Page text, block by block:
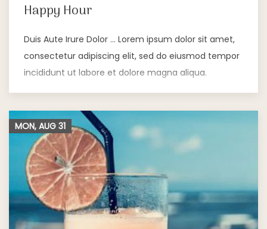
Happy Hour
Duis Aute Irure Dolor … Lorem ipsum dolor sit amet,
consectetur adipiscing elit, sed do eiusmod tempor
incididunt ut labore et dolore magna aliqua.
MON, AUG 31